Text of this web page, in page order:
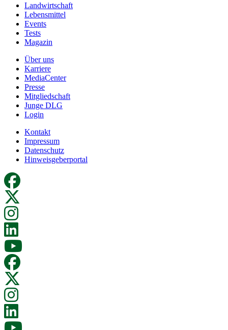
Landwirtschaft
Lebensmittel
Events
Tests
Magazin
Über uns
Karriere
MediaCenter
Presse
Mitgliedschaft
Junge DLG
Login
Kontakt
Impressum
Datenschutz
Hinweisgeberportal